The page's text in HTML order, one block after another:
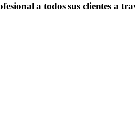
a todos sus clientes a